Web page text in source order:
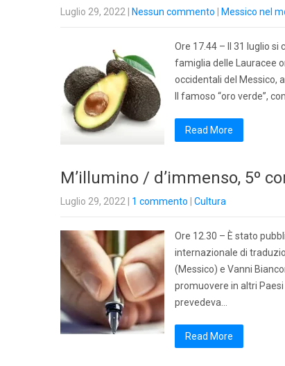
Luglio 29, 2022 Nessun commento Messico nel
Ore 17.44 – Il 31 luglio
famiglia delle Lauracee
occidentali del Messico,
Il famoso “oro verde”,
Read More
M’illumino / d’immenso, 5º
Luglio 29, 2022 1 commento Cultura
Ore 12.30 – È stato
internazionale di
(Messico) e Vanni
promuovere in altri
prevedeva…
Read More